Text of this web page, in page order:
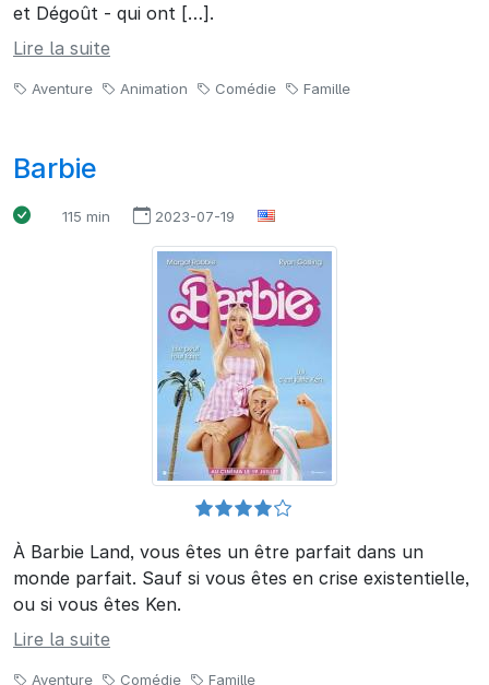
et Dégoût - qui ont […].
Lire la suite
Aventure Animation Comédie Famille
Barbie
115 min 2023-07-19
À Barbie Land, vous êtes un être parfait dans un
monde parfait. Sauf si vous êtes en crise existentielle,
ou si vous êtes Ken.
Lire la suite
Aventure Comédie Famille